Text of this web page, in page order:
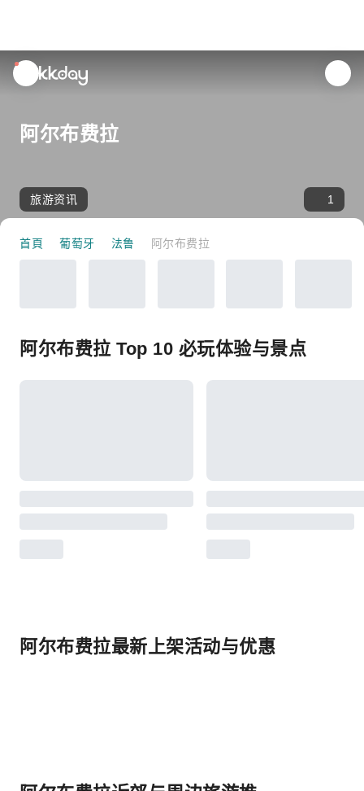
unread
notifications
阿尔布费拉
旅游资讯 1
首頁 葡萄牙 法鲁 阿尔布费拉
阿尔布费拉 Top 10 必玩体验与景点
阿尔布费拉最新上架活动与优惠